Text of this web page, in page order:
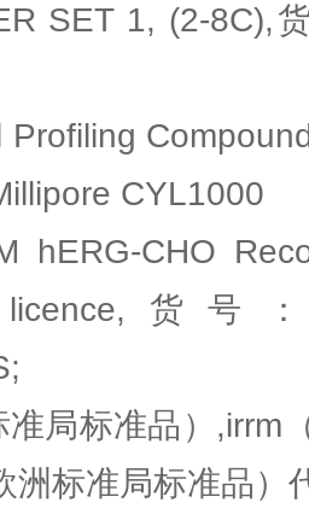
SET 1, (2-8C),
Profiling
CYL1000
hERG-CHO
licence,货号
准局标准品）,irrm
洲标准局标准品）